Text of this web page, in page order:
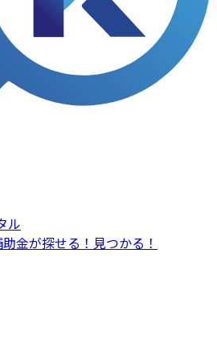
ル
金が探せる！見つかる！